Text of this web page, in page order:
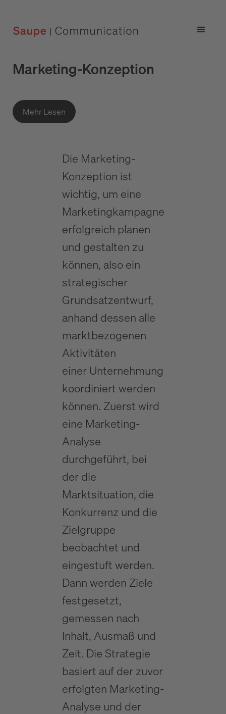
Marketing-Konzeption
Mehr Lesen
Die Marketing-
Konzeption ist
wichtig, um eine
Marketingkampagne
erfolgreich planen
und gestalten zu
können, also ein
strategischer
Grundsatzentwurf,
anhand dessen alle
marktbezogenen
Aktivitäten
einer Unternehmung
koordiniert werden
können. Zuerst wird
eine Marketing-
Analyse
durchgeführt, bei
der die
Marktsituation, die
Konkurrenz und die
Zielgruppe
beobachtet und
eingestuft werden.
Dann werden Ziele
festgesetzt,
gemessen nach
Inhalt, Ausmaß und
Zeit. Die Strategie
basiert auf der zuvor
erfolgten Marketing-
Analyse und der